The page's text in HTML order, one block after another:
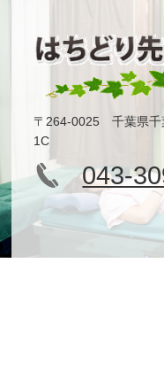
〒264-0025 千葉県千
1C
043-